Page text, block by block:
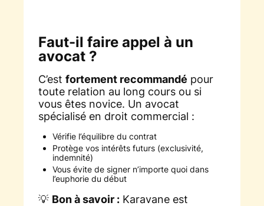
Faut-il faire appel à un
avocat ?
C’estfortement recommandé pour
toute relation au long cours ou si
vous êtes novice. Un avocat
spécialisé en droit commercial :
Vérifie l’équilibre du contrat
Protège vos intérêts futurs (exclusivité,
indemnité)
Vous évite de signer n’importe quoi dans
l’euphorie du début
💡 Bon à savoir : Karavane est